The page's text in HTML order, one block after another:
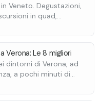
Veneto. Degustazioni,
in quad,
Verona: Le 8 migliori
dintorni di Verona, ad
a pochi minuti di